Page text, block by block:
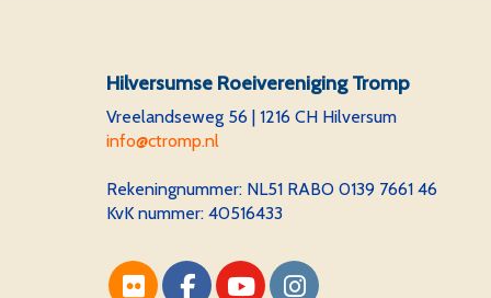
Hilversumse Roeivereniging Tromp
Vreelandseweg 56 | 1216 CH Hilversum
ofni@ctromp.nl
Rekeningnummer: NL51 RABO 0139 7661 46
KvK nummer: 40516433